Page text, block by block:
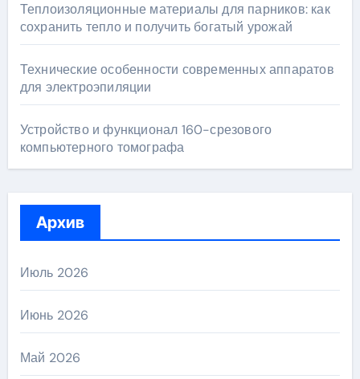
Теплоизоляционные материалы для парников: как
сохранить тепло и получить богатый урожай
Технические особенности современных аппаратов
для электроэпиляции
Устройство и функционал 160-срезового
компьютерного томографа
Архив
Июль 2026
Июнь 2026
Май 2026